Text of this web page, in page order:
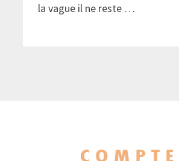
la vague il ne reste …